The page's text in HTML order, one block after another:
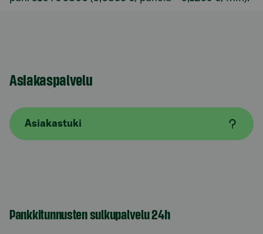
Asiakaspalvelu
Asiakastuki
Pankkitunnusten sulkupalvelu 24h